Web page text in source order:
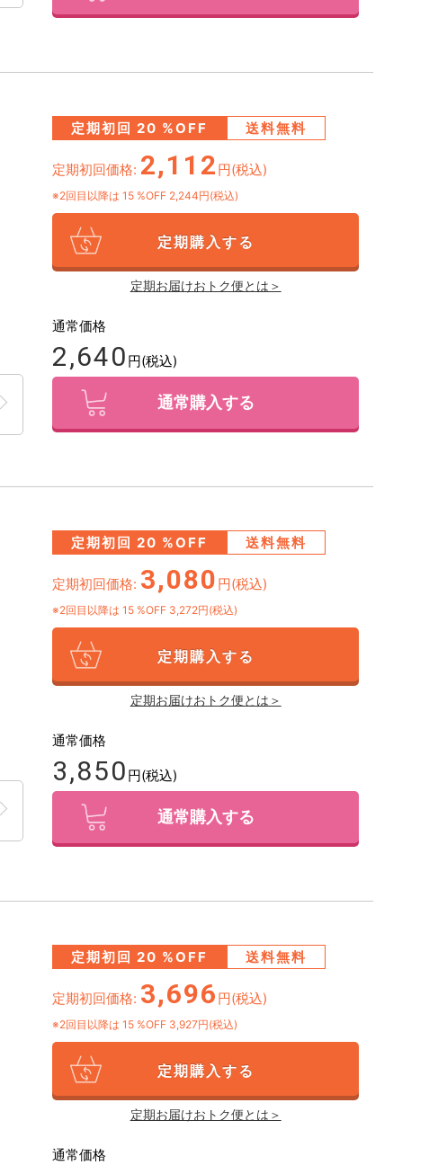
定期初回 20 %OFF 送料無料
定期初回価格: 2,112 円(税込)
※2回目以降は 15 %OFF 2,244円(税込)
定期購入する
定期お届けおトク便とは＞
通常価格
2,640 円(税込)
通常購入する
定期初回 20 %OFF 送料無料
定期初回価格: 3,080 円(税込)
※2回目以降は 15 %OFF 3,272円(税込)
定期購入する
定期お届けおトク便とは＞
通常価格
3,850 円(税込)
通常購入する
定期初回 20 %OFF 送料無料
定期初回価格: 3,696 円(税込)
※2回目以降は 15 %OFF 3,927円(税込)
定期購入する
定期お届けおトク便とは＞
通常価格